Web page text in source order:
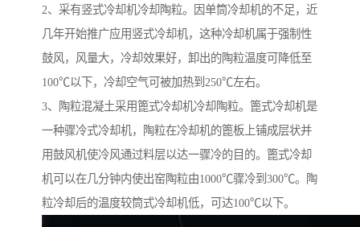
2、采有竖式冷却机冷却陶粒。因单筒冷却机的不足，近
几年开始推广应用竖式冷却机，这种冷却机属于强制性
鼓风，风量大，冷却效果好，卸出的陶粒温度可降低至
100℃以下，冷却空气可被加热到250℃左右。
3、陶粒混凝土采用篦式冷却机冷却陶粒。篦式冷却机是
一种骤冷式冷却机，陶粒在冷却机的篦板上铺成层状并
用鼓风机使冷风通过料层以达一骤冷的目的。篦式冷却
机可以在几分钟内使出窑陶粒由1000℃骤冷到300℃。陶
粒冷却后的温度较筒式冷却机低，可达100℃以下。